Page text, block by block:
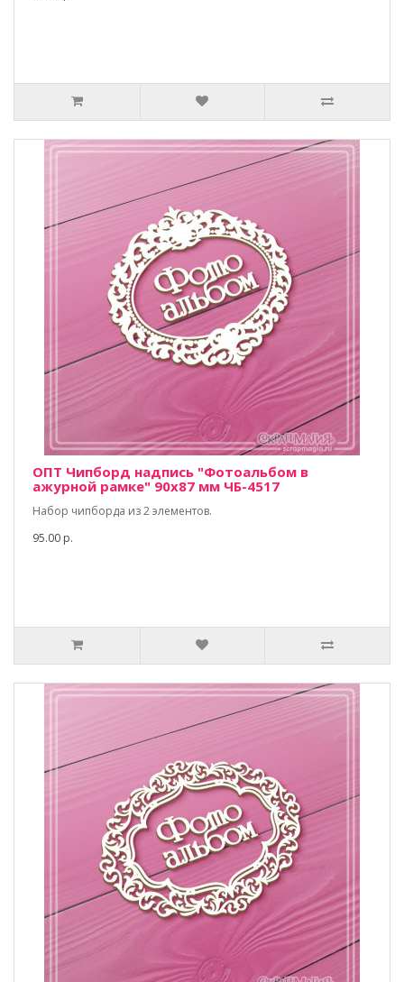
ОПТ Чипборд надпись "Фотоальбом в
ажурной рамке" 90х87 мм ЧБ-4517
Набор чипборда из 2 элементов.
95.00 р.